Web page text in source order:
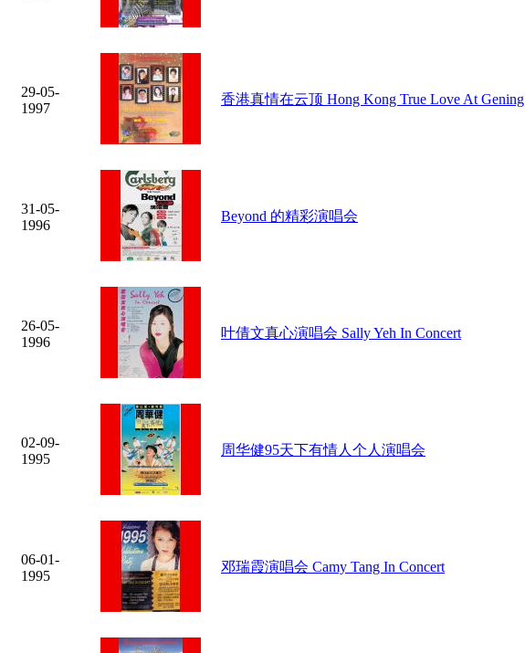
29-05-
1997
香港真情在云顶 Hong Kong True Love At Gening
31-05-
1996
Beyond 的精彩演唱会
26-05-
1996
叶倩文真心演唱会 Sally Yeh In Concert
02-09-
1995
周华健95天下有情人个人演唱会
06-01-
1995
邓瑞霞演唱会 Camy Tang In Concert